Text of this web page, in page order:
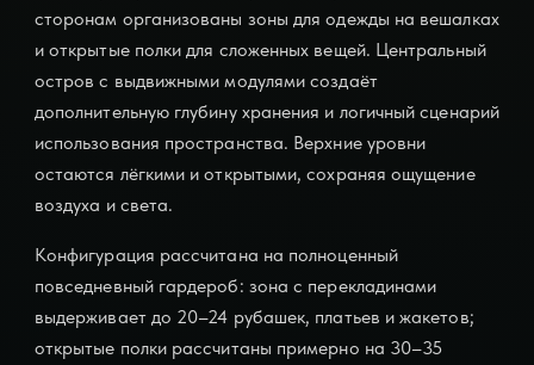
сторонам организованы зоны для одежды на вешалках
и открытые полки для сложенных вещей. Центральный
остров с выдвижными модулями создаёт
дополнительную глубину хранения и логичный сценарий
использования пространства. Верхние уровни
остаются лёгкими и открытыми, сохраняя ощущение
воздуха и света.
Конфигурация рассчитана на полноценный
повседневный гардероб: зона с перекладинами
выдерживает до 20–24 рубашек, платьев и жакетов;
открытые полки рассчитаны примерно на 30–35